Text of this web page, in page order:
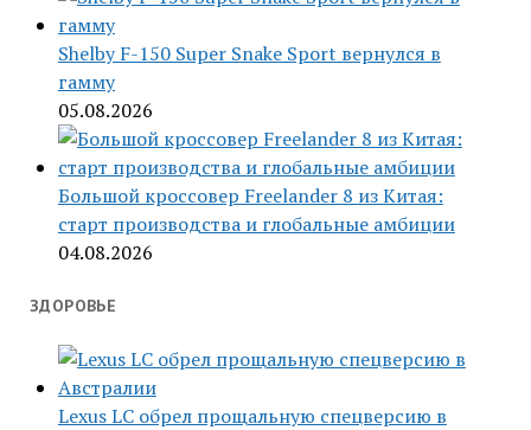
Shelby F-150 Super Snake Sport вернулся в
гамму
05.08.2026
Большой кроссовер Freelander 8 из Китая:
старт производства и глобальные амбиции
04.08.2026
ЗДОРОВЬЕ
Lexus LC обрел прощальную спецверсию в